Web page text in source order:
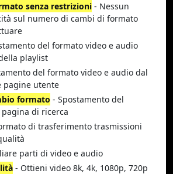
senza restrizioni - Nessun
sul numero di cambi di formato
del formato video e audio
playlist
del formato video e audio dal
pagine utente
formato - Spostamento del
di ricerca
di trasferimento trasmissioni
parti di video e audio
- Ottieni video 8k, 4k, 1080p, 720p